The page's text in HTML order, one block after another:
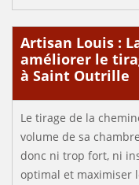
Artisan Louis :
améliorer le
à Saint Outrille
Le tirage de la
volume de sa
donc ni trop fort, ni
optimal et maximiser